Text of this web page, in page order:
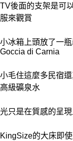
TV後面的支架是可
服來觀賞
小冰箱上頭放了一
Goccia di Carnia
小毛住這麼多民宿
高級礦泉水
光只是在質感的呈
KingSize的大床即